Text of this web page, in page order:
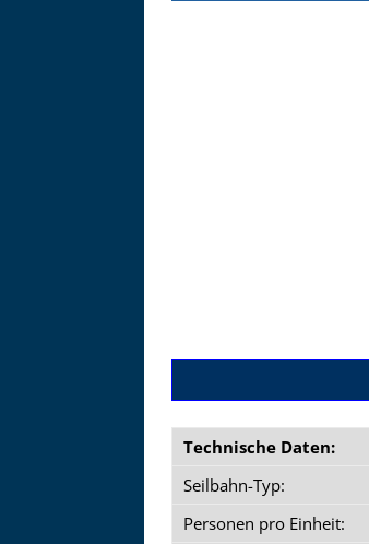
Technische Daten:
Seilbahn-Typ:
Personen pro Einheit: